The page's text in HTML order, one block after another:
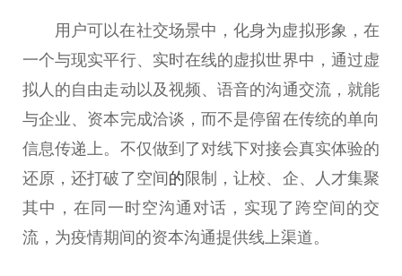
用户可以在社交场景中，化身为虚拟形象，在
一个与现实平行、实时在线的虚拟世界中，通过虚
拟人的自由走动以及视频、语音的沟通交流，就能
与企业、资本完成洽谈，而不是停留在传统的单向
信息传递上。不仅做到了对线下对接会真实体验的
还原，还打破了空间 的 限制，让校、企、人才集聚
其中，在同一时空沟通对话，实现了跨空间的交
流，为疫情期间的资本沟通提供线上渠道。